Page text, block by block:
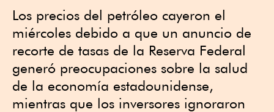
Los precios del petróleo cayeron el
miércoles debido a que un anuncio de
recorte de tasas de la Reserva Federal
generó preocupaciones sobre la salud
de la economía estadounidense,
mientras que los inversores ignoraron